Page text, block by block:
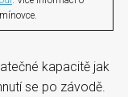
kapacitě jak
se po závodě.